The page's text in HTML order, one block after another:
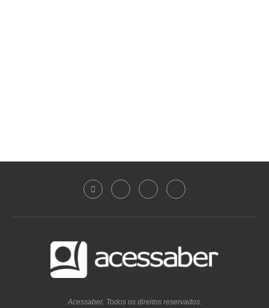
Acessaber. Todos os direitos reservados.